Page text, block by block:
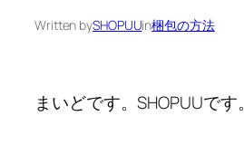
Written bySHOPUUin梱包の方法
まいどです。SHOPUUです。